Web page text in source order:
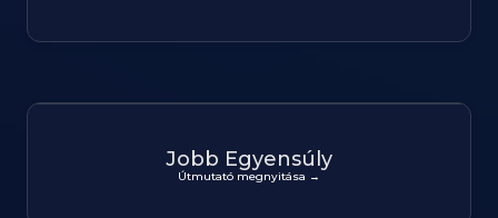
Jobb Egyensúly
Útmutató megnyitása →